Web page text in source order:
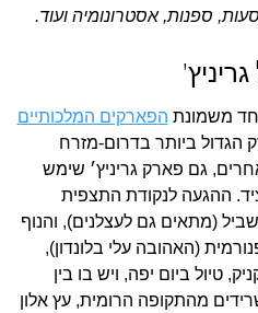
משמונת הפארקים המלכותיים
ביותר בדרום-מזרח
גם פארק גריניץ׳ שימש
ההגעה לנקודת התצפית
(מתאים גם לעצלנים), והנוף
(האהובה עלי בלונדון),
טיול ביום יפה, ויש בו בין
מהתקופה הרומית, עץ אלון